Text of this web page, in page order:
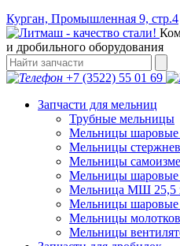
Курган, Промышленная 9, стр.4
и дробильного оборудования
+7 (3522) 55 01 69
Запчасти для мельниц
Трубные мельницы
Мельницы
Мельницы
Мельницы
Мельницы шаровые
Мельница МШ 25,5
Мельницы
Мельницы
Мельницы